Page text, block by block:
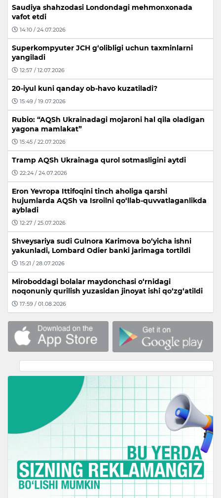
Saudiya shahzodasi Londondagi mehmonxonada
vafot etdi
14:10 / 24.07.2026
Superkompyuter JCH g‘olibligi uchun taxminlarni
yangiladi
12:57 / 12.07.2026
20-iyul kuni qanday ob-havo kuzatiladi?
15:49 / 19.07.2026
Rubio: “AQSh Ukrainadagi mojaroni hal qila oladigan
yagona mamlakat”
15:45 / 22.07.2026
Tramp AQSh Ukrainaga qurol sotmasligini aytdi
22:24 / 24.07.2026
Eron Yevropa Ittifoqini tinch aholiga qarshi
hujumlarda AQSh va Isroilni qo‘llab-quvvatlaganlikda
aybladi
12:27 / 25.07.2026
Shveysariya sudi Gulnora Karimova bo‘yicha ishni
yakunladi, Lombard Odier banki jarimaga tortildi
15:21 / 28.07.2026
Miroboddagi bolalar maydonchasi o‘rnidagi
noqonuniy qurilish yuzasidan jinoyat ishi qo‘zg‘atildi
17:59 / 01.08.2026